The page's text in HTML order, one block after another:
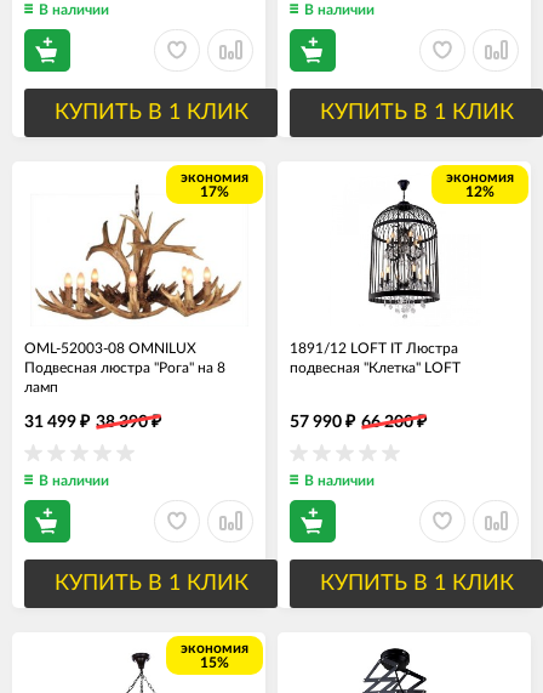
В наличии
КУПИТЬ В 1 КЛИК
В наличии
КУПИТЬ В 1 КЛИК
экономия
17%
OML-52003-08 OMNILUX
Подвесная люстра "Рога" на 8
ламп
31 499 ₽ 38 390₽
В наличии
КУПИТЬ В 1 КЛИК
экономия
12%
1891/12 LOFT IT Люстра
подвесная "Клетка" LOFT
57 990 ₽ 66 200₽
В наличии
КУПИТЬ В 1 КЛИК
экономия
15%